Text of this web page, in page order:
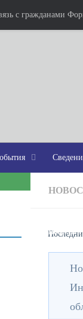
с гражданами
Новости и